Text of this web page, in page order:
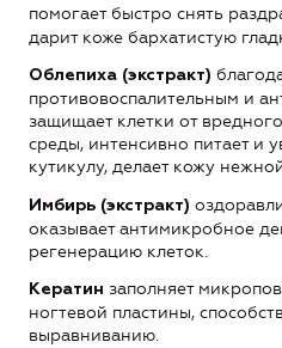
помогает быстро снять
дарит коже бархатистую
Облепиха (экстракт)
противовоспалительным и
защищает клетки от
среды, интенсивно питает и
кутикулу, делает кожу
Имбирь (экстракт)
оказывает антимикробное
регенерацию клеток.
Кератин заполняет
ногтевой пластины,
выравниванию.